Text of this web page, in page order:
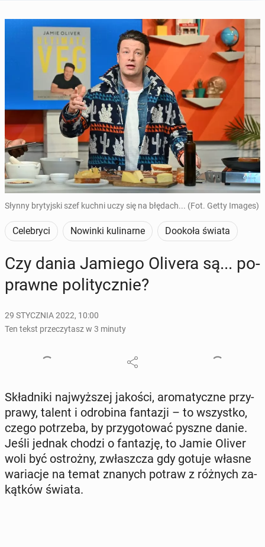
Słynny brytyjski szef kuchni uczy się na błędach... (Fot. Getty Images)
Celebryci Nowinki kulinarne Dookoła świata
Czy dania Jamiego Olivera są... po­
praw­ne po­li­tycz­nie?
29 STYCZNIA 2022, 10:00
Ten tekst przeczytasz w 3 minuty
Skład­ni­ki naj­wyż­szej jakości, aro­ma­tycz­ne przy­
pra­wy, talent i odro­bi­na fan­ta­zji – to wszyst­ko,
czego po­trze­ba, by przy­go­to­wać pyszne danie.
Jeśli jednak chodzi o fan­ta­zję, to Jamie Oliver
woli być ostroż­ny, zwłasz­cza gdy gotuje własne
wa­ria­cje na temat znanych potraw z różnych za­
kąt­ków świata.